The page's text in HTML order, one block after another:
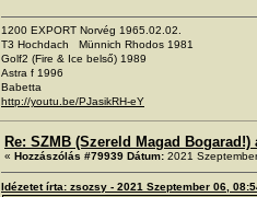
1200 EXPORT Norvég 1965.02.02.
T3 Hochdach Münnich Rhodos 1981
Golf2 (Fire & Ice belső) 1989
Astra f 1996
Babetta
http://youtu.be/PJasikRH-eY
Re: SZMB (Szereld Magad Bogarad!)
« Hozzászólás #79939 Dátum: 2021
Idézetet írta: zsozsy - 2021 Szeptember 06,